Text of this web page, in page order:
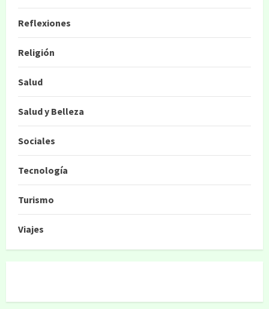
Reflexiones
Religión
Salud
Salud y Belleza
Sociales
Tecnología
Turismo
Viajes